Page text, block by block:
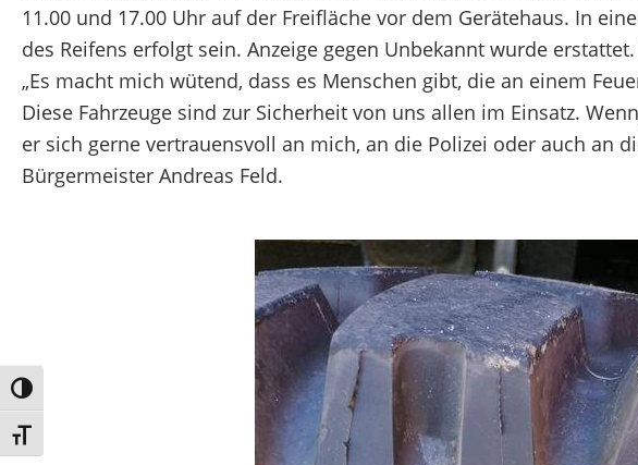
Umschalten auf hohe Kontraste
Schrift vergrößern
11.00 und 17.00 Uhr auf der Freifläche vor dem Gerätehaus. In
des Reifens erfolgt sein. Anzeige gegen Unbekannt wurde
„Es macht mich wütend, dass es Menschen gibt, die an einem
Diese Fahrzeuge sind zur Sicherheit von uns allen im Einsatz.
er sich gerne vertrauensvoll an mich, an die Polizei oder auch an
Bürgermeister Andreas Feld.